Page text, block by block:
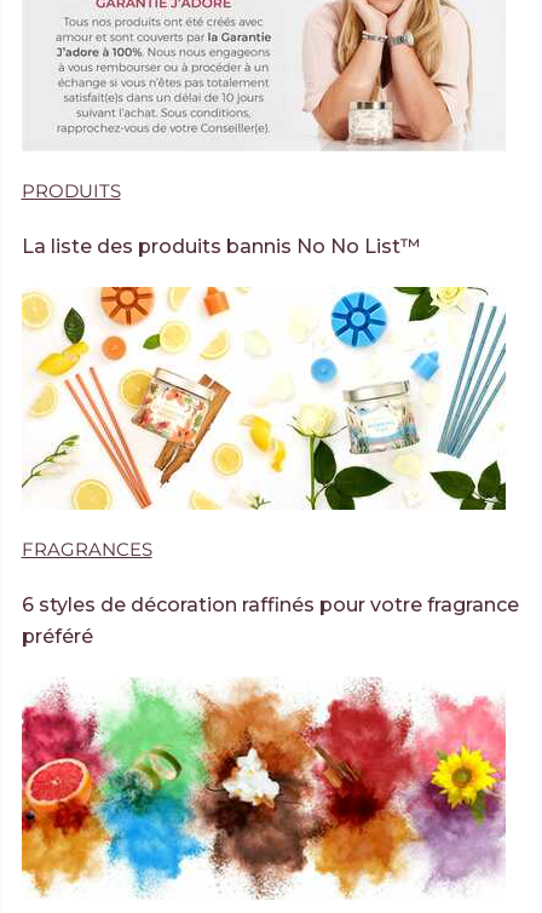
PRODUITS
La liste des produits bannis No No List™
FRAGRANCES
6 styles de décoration raffinés pour votre fragrance
préféré